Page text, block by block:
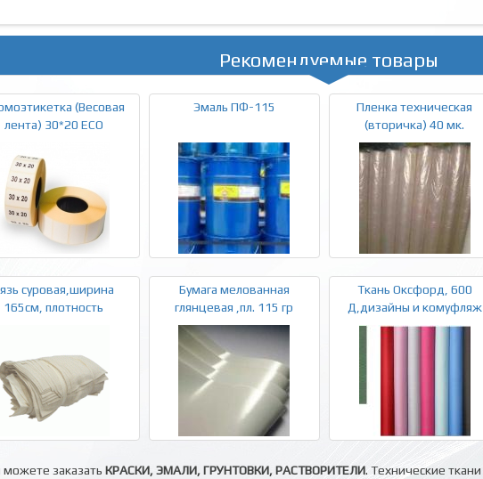
Рекомендуемые товары
(Весовая
лента) 30*20 ECO
Эмаль ПФ-115
Пленка техническая
(вторичка) 40 мк.
суровая,ширина
165см, плотность
Бумага мелованная
глянцевая ,пл. 115 гр
Ткань Оксфорд, 600
Д,дизайны и комуфляж
можете заказать КРАСКИ, ЭМАЛИ, ГРУНТОВКИ, РАСТВОРИТЕЛИ. Технические ткани